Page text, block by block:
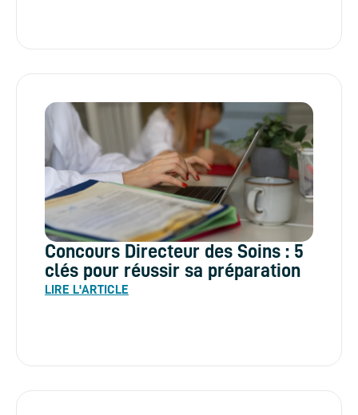
Concours Directeur des Soins : 5
clés pour réussir sa préparation
LIRE L'ARTICLE